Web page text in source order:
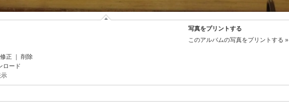
正
削除
ロード
写真をプリントする
このアルバムの写真をプリントする »